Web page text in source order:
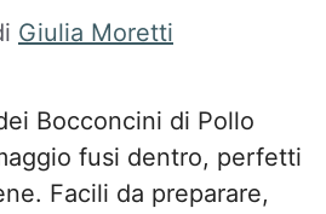
Giulia Moretti
Bocconcini di Pollo
fusi dentro, perfetti
Facili da preparare,